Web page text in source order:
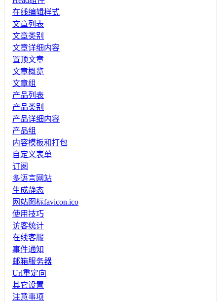
在线编辑样式
文章列表
文章类别
文章详细内容
置顶文章
文章概览
文章组
产品列表
产品类别
产品详细内容
产品组
内容模板和打包
自定义表单
订阅
多语言网站
生成静态
网站图标favicon.ico
使用技巧
访客统计
在线客服
事件通知
邮箱服务器
Url重定向
其它设置
注意事项